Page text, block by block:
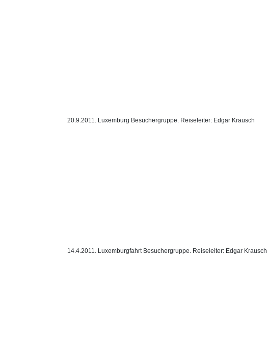
20.9.2011. Luxemburg Besuchergruppe. Reiseleiter: Edgar Krausch
14.4.2011. Luxemburgfahrt Besuchergruppe. Reiseleiter: Edgar Krausch